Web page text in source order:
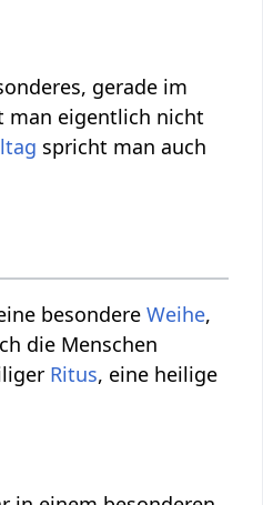
gerade im
man eigentlich nicht
spricht man auch
besondereWeihe,
die Menschen
Ritus, eine heilige